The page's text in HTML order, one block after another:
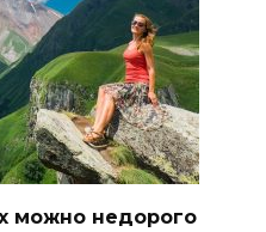
можно недорого